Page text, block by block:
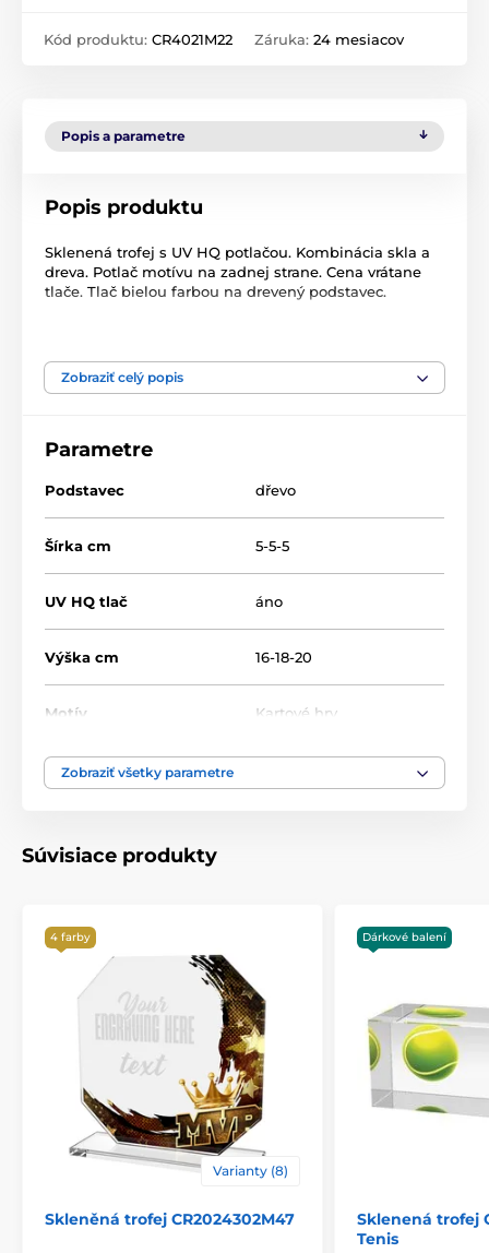
Kód produktu: CR4021M22 Záruka: 24 mesiacov
Popis a parametre
Popis produktu
Sklenená trofej s UV HQ potlačou. Kombinácia skla a
dreva. Potlač motívu na zadnej strane. Cena vrátane
tlače. Tlač bielou farbou na drevený podstavec.
Kartové hry Sklenené trofeje s potlačou
Zobraziť celý popis
Parametre
Podstavec dřevo
Šírka cm 5-5-5
UV HQ tlač áno
Výška cm 16-18-20
Motív Kartové hry
Typ ocenenia
Zobraziť všetky parametre
Súvisiace produkty
4 farby
Varianty (8)
Skleněná trofej CR2024302M47
Dárkové balení
Sklenená trofej
Tenis